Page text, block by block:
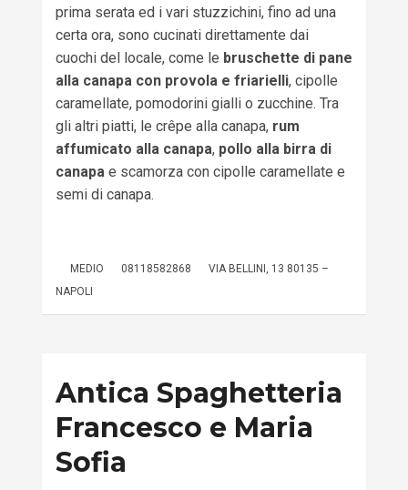
prima serata ed i vari stuzzichini, fino ad una
certa ora, sono cucinati direttamente dai
cuochi del locale, come le bruschette di pane
alla canapa con provola e friarielli, cipolle
caramellate, pomodorini gialli o zucchine. Tra
gli altri piatti, le crêpe alla canapa, rum
affumicato alla canapa, pollo alla birra di
canapae scamorza con cipolle caramellate e
semi di canapa.
MEDIO 08118582868
VIA BELLINI, 13 80135 –
NAPOLI
Antica Spaghetteria
Francesco e Maria
Sofia